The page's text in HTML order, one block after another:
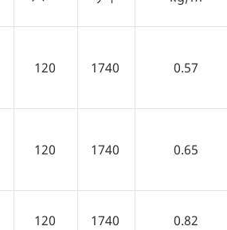
120 1740 0.57
120 1740 0.65
120 1740 0.82